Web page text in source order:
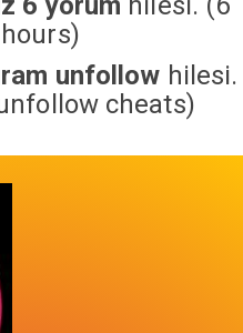
unfollow hilesi.
cheats)